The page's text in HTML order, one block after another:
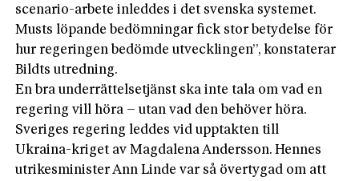
scenario-arbete inleddes i det svenska systemet.
Musts löpande bedömningar fick stor betydelse för
hur regeringen bedömde utvecklingen”, konstaterar
Bildts utredning.
En bra underrättelsetjänst ska inte tala om vad en
regering vill höra – utan vad den behöver höra.
Sveriges regering leddes vid upptakten till
Ukraina-­kriget av Magdalena Andersson. Hennes
utrikes­minister Ann Linde var så övertygad om att